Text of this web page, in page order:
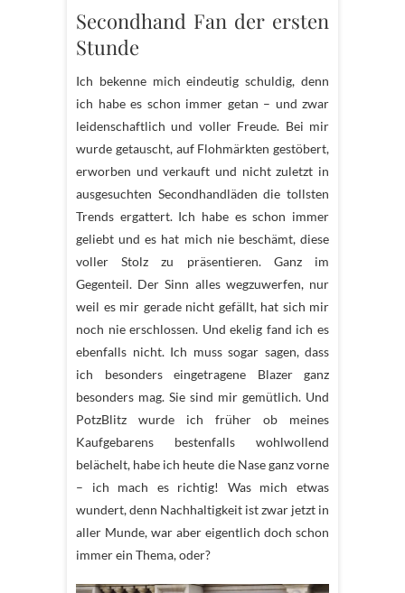
Secondhand Fan der ersten
Stunde
Ich bekenne mich eindeutig schuldig, denn
ich habe es schon immer getan – und zwar
leidenschaftlich und voller Freude. Bei mir
wurde getauscht, auf Flohmärkten gestöbert,
erworben und verkauft und nicht zuletzt in
ausgesuchten Secondhandläden die tollsten
Trends ergattert. Ich habe es schon immer
geliebt und es hat mich nie beschämt, diese
voller Stolz zu präsentieren. Ganz im
Gegenteil. Der Sinn alles wegzuwerfen, nur
weil es mir gerade nicht gefällt, hat sich mir
noch nie erschlossen. Und ekelig fand ich es
ebenfalls nicht. Ich muss sogar sagen, dass
ich besonders eingetragene Blazer ganz
besonders mag. Sie sind mir gemütlich. Und
PotzBlitz wurde ich früher ob meines
Kaufgebarens bestenfalls wohlwollend
belächelt, habe ich heute die Nase ganz vorne
– ich mach es richtig! Was mich etwas
wundert, denn Nachhaltigkeit ist zwar jetzt in
aller Munde, war aber eigentlich doch schon
immer ein Thema, oder?